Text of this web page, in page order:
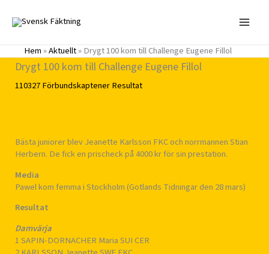
innehåll
Hem»Aktuellt»Drygt 100 kom till Challenge Eugene Fillol
Drygt 100 kom till Challenge Eugene Fillol
110327FörbundskaptenerResultat
Bästa juniorer blev Jeanette Karlsson FKC och norrmannen Stian
Herbern. De fick en prischeck på 4000 kr för sin prestation.
Media
Pawel kom femma i Stockholm (Gotlands Tidningar den 28 mars)
Resultat
Damvärja
1 SAPIN-DORNACHER Maria SUI CER